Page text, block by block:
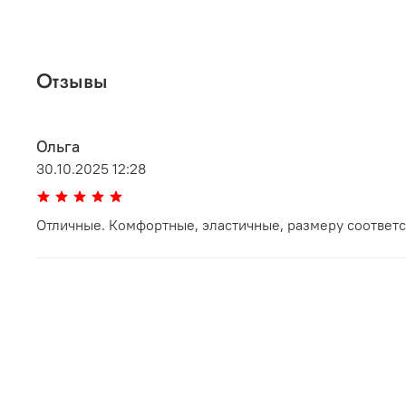
Отзывы
Ольга
30.10.2025 12:28
Отличные. Комфортные, эластичные, размеру